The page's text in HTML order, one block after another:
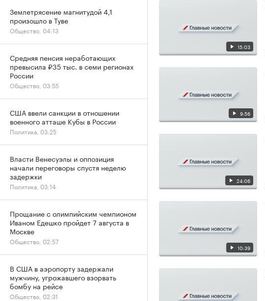
15:03
9:56
24:06
10:39
Землетрясение магнитудой 4,1
произошло в Туве
Общество, 04:13
Средняя пенсия неработающих
превысила ₽35 тыс. в семи регионах
России
Общество, 03:55
США ввели санкции в отношении
военного атташе Кубы в России
Политика, 03:25
Власти Венесуэлы и оппозиция
начали переговоры спустя неделю
задержки
Политика, 03:14
Прощание с олимпийским чемпионом
Иваном Едешко пройдет 7 августа в
Москве
Общество, 02:57
В США в аэропорту задержали
мужчину, угрожавшего взорвать
бомбу на рейсе
Общество, 02:31